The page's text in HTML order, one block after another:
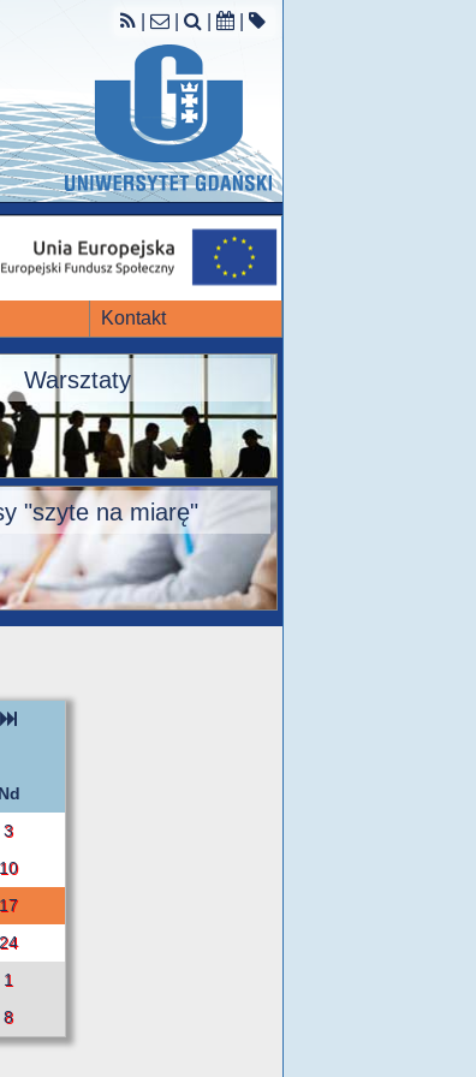
Kontakt
Warsztaty
"szyte na miarę"
Nd
3
10
17
24
1
8